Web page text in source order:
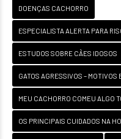
DOENÇAS CACHORRO
ESPECIALISTA ALERTA PARA
ESTUDOS SOBRE CÃES IDOSOS
GATOS AGRESSIVOS – MOTIVOS
MEU CACHORRO COMEU ALGO
OS PRINCIPAIS CUIDADOS NA